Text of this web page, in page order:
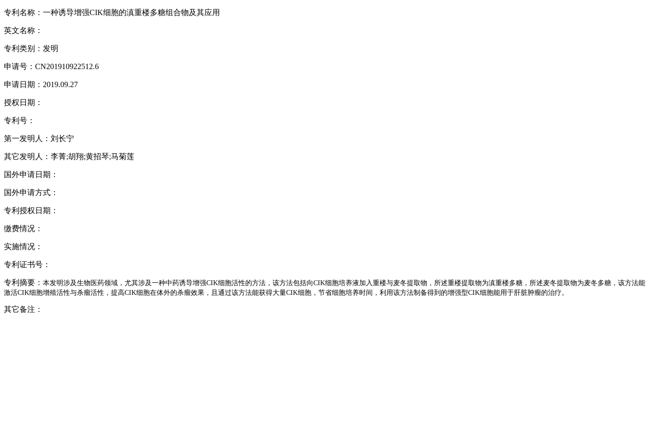
专利名称：一种诱导增强CIK细胞的滇重楼多糖组合物及其应用
英文名称：
专利类别：发明
申请号：CN201910922512.6
申请日期：2019.09.27
授权日期：
专利号：
第一发明人：刘长宁
其它发明人：李菁;胡翔;黄招琴;马菊莲
国外申请日期：
国外申请方式：
专利授权日期：
缴费情况：
实施情况：
专利证书号：
专利摘要： 本发明涉及生物医药领域，尤其涉及一种中药诱导增强CIK细胞活性的方法，该方法包括向CIK细胞培养液加入重楼与麦冬提取物，所述重楼提取物为滇重楼多糖，所述麦冬提取物为麦冬多糖，该方法能
激活CIK细胞增殖活性与杀瘤活性，提高CIK细胞在体外的杀瘤效果，且通过该方法能获得大量CIK细胞，节省细胞培养时间，利用该方法制备得到的增强型CIK细胞能用于肝脏肿瘤的治疗。
其它备注：